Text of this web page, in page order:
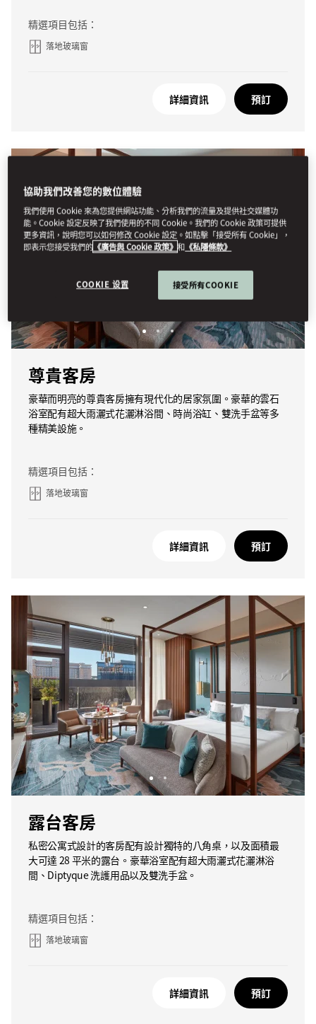
精選項目包括：
落地玻璃窗
詳細資訊 預訂
尊貴客房
豪華而明亮的尊貴客房擁有現代化的居家氛圍。豪華的雲石
浴室配有超大雨灑式花灑淋浴間、時尚浴缸、雙洗手盆等多
種精美設施。
精選項目包括：
落地玻璃窗
詳細資訊 預訂
露台客房
私密公寓式設計的客房配有設計獨特的八角桌，以及面積最
大可達 28 平米的露台。豪華浴室配有超大雨灑式花灑淋浴
間、Diptyque 洗護用品以及雙洗手盆。
精選項目包括：
落地玻璃窗
詳細資訊 預訂
協助我們改善您的數位體驗
我們使用 Cookie 來為您提供網站功能、分析我們的流量及提供社交媒體功
能。Cookie 設定反映了我們使用的不同 Cookie。我們的 Cookie 政策可提供
更多資訊，說明您可以如何修改 Cookie 設定。如點擊「接受所有 Cookie」，
即表示您接受我們的 《廣告與 Cookie 政策》 和 《私隱條款》
COOKIE 设置 接受所有COOKIE